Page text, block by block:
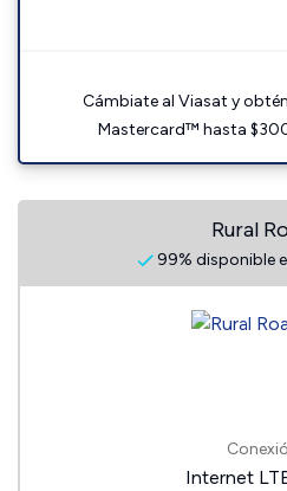
Cámbiate al Viasat y
Mastercard™ hasta
Rural
99% disponible
Internet